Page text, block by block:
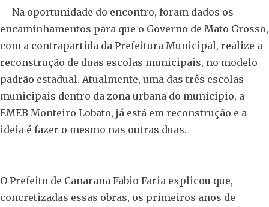
Na oportunidade do encontro, foram dados os
encaminhamentos para que o Governo de Mato Grosso,
com a contrapartida da Prefeitura Municipal, realize a
reconstrução de duas escolas municipais, no modelo
padrão estadual. Atualmente, uma das três escolas
municipais dentro da zona urbana do município, a
EMEB Monteiro Lobato, já está em reconstrução e a
ideia é fazer o mesmo nas outras duas.
O Prefeito de Canarana Fabio Faria explicou que,
concretizadas essas obras, os primeiros anos de